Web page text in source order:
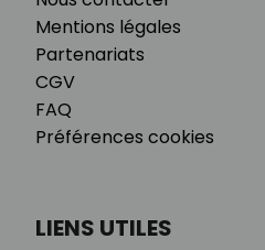
Mentions légales
Partenariats
CGV
FAQ
Préférences cookies
LIENS UTILES